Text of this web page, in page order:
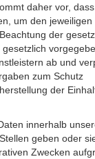
daher vor,
um den jeweiligen
der
ab und
zum Schutz
der
innerhalb
geben oder
Zwecken